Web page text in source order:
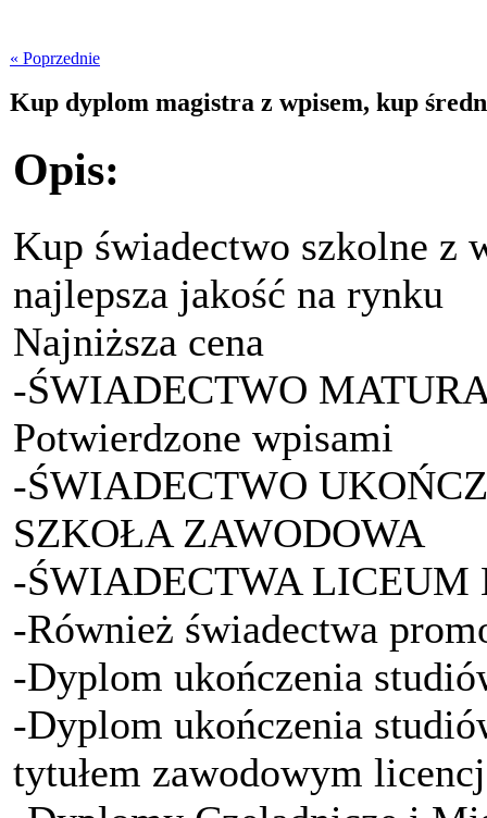
« Poprzednie
Kup dyplom magistra z wpisem, kup
Opis:
Kup świadectwo szkolne z
najlepsza jakość na rynku
Najniższa cena
-ŚWIADECTWO
Potwierdzone wpisami
-ŚWIADECTWO
SZKOŁA ZAWODOWA
-ŚWIADECTWA LICEUM
-Również świadectwa
-Dyplom ukończenia
-Dyplom ukończenia
tytułem zawodowym